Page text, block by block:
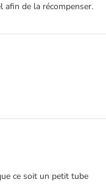
de la récompenser.
ce soit un petit tube